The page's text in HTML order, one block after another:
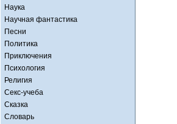
Наука
Научная фантастика
Песни
Политика
Приключения
Психология
Религия
Секс-учеба
Сказка
Словарь